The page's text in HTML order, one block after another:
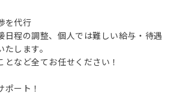
を代行
日程の調整、個人では難しい給与・待遇
します。
となど全てお任せください！
ート！